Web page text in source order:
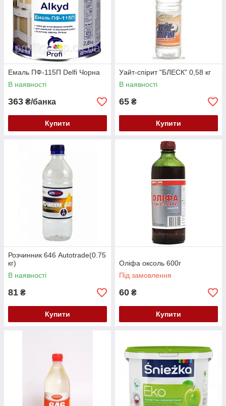
Емаль ПФ-115П Delfi Чорна
В наявності
363 ₴/банка
Купити
Уайт-спірит "БЛЕСК" 0,58 кг
В наявності
65 ₴
Купити
Розчинник 646 Autotrade(0.75
кг)
В наявності
81 ₴
Купити
Оліфа оксоль 600г
Під замовлення
60 ₴
Купити